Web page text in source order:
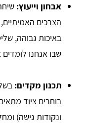
אבחון וייעוץ:
הצרכים
באיכות גבוהה,
שבו אנחנו
תכנון מקדים:
בוחרים ציוד
ונקודות גישה)